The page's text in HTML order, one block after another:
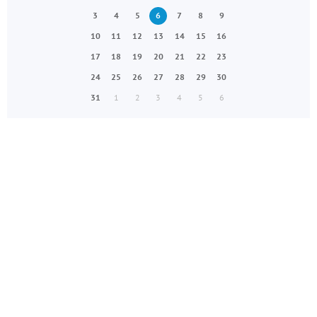
3
4 5 6 7 8
9
10
11 12 13 14 15
16
17
18 19 20 21 22
23
24
25 26 27 28 29
30
31
1 2 3 4 5 6